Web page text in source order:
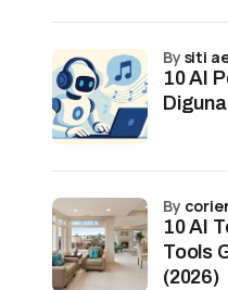
10 AI
by siti
10 AI
Tools
(2026)
by